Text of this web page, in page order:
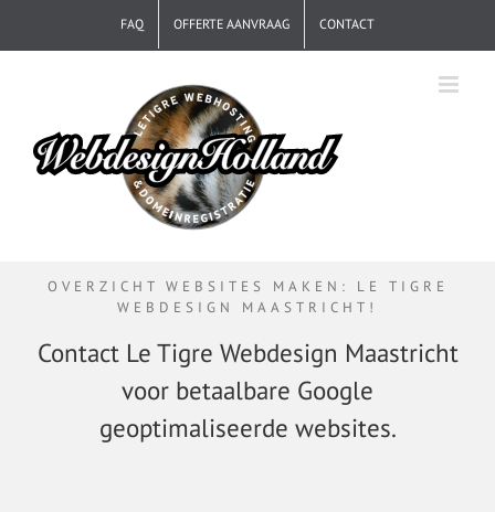
FAQ OFFERTE AANVRAAG CONTACT
OVERZICHT WEBSITES MAKEN: LE TIGRE
WEBDESIGN MAASTRICHT!
Contact Le Tigre Webdesign Maastricht
voor betaalbare Google
geoptimaliseerde websites.